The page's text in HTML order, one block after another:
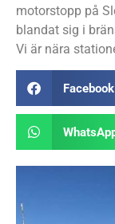
motorstopp på
blandat sig i
Vi är nära
Facebook